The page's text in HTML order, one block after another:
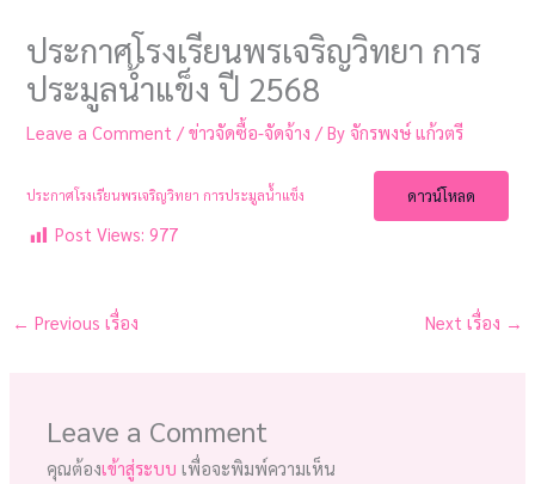
ประกาศโรงเรียนพรเจริญวิทยา การ
ประมูลน้ำแข็ง ปี 2568
Leave a Comment /ข่าวจัดซื้อ-จัดจ้าง / By จักรพงษ์ แก้วตรี
ประกาศโรงเรียนพรเจริญวิทยา การประมูลน้ำแข็ง ดาวน์โหลด
Post Views: 977
← Previous เรื่อง Next เรื่อง →
Leave a Comment
คุณต้องเข้าสู่ระบบ เพื่อจะพิมพ์ความเห็น